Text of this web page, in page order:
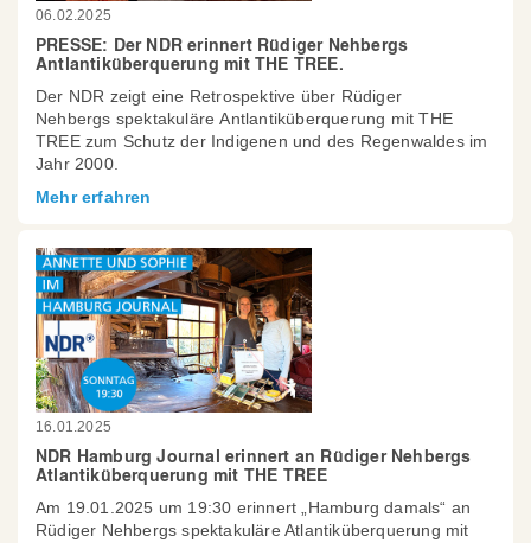
06.02.2025
PRESSE: Der NDR erinnert Rüdiger Nehbergs
Antlantiküberquerung mit THE TREE.
Der NDR zeigt eine Retrospektive über Rüdiger
Nehbergs spektakuläre Antlantiküberquerung mit THE
TREE zum Schutz der Indigenen und des Regenwaldes im
Jahr 2000.
Mehr erfahren
16.01.2025
NDR Hamburg Journal erinnert an Rüdiger Nehbergs
Atlantiküberquerung mit THE TREE
Am 19.01.2025 um 19:30 erinnert „Hamburg damals“ an
Rüdiger Nehbergs spektakuläre Atlantiküberquerung mit